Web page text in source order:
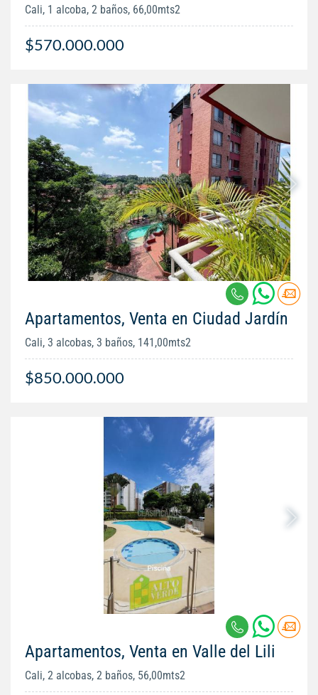
Cali, 1 alcoba, 2 baños, 66,00mts2
$570.000.000
Apartamentos, Venta en Ciudad Jardín
Cali, 3 alcobas, 3 baños, 141,00mts2
$850.000.000
Apartamentos, Venta en Valle del Lili
Cali, 2 alcobas, 2 baños, 56,00mts2